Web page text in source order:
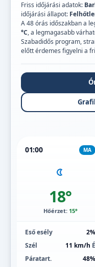
Friss időjárási adatok:
időjárási állapot:
A 48 órás időszakban a
°C, a legmagasabb
Szabadidős program,
előtt érdemes figyelni a
01:00 MA
18°
Hőérzet: 15°
Eső esély
2%
Szél
11 km/h É
Páratart.
48%